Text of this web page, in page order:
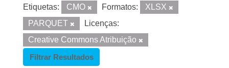
Etiquetas: CMO Formatos:
XLSX
PARQUET
Licenças:
Creative Commons Atribuição
Filtrar Resultados